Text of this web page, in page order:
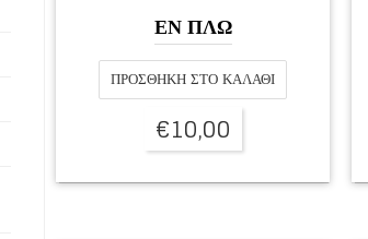
ΕΝ ΠΛΩ
ΠΡΟΣΘΉΚΗ ΣΤΟ ΚΑΛΆΘΙ
€10,00